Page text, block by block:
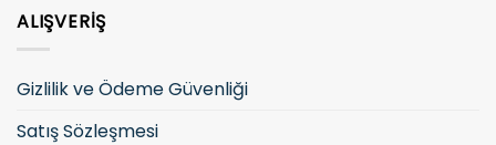
ALIŞVERIŞ
Gizlilik ve Ödeme Güvenliği
Satış Sözleşmesi